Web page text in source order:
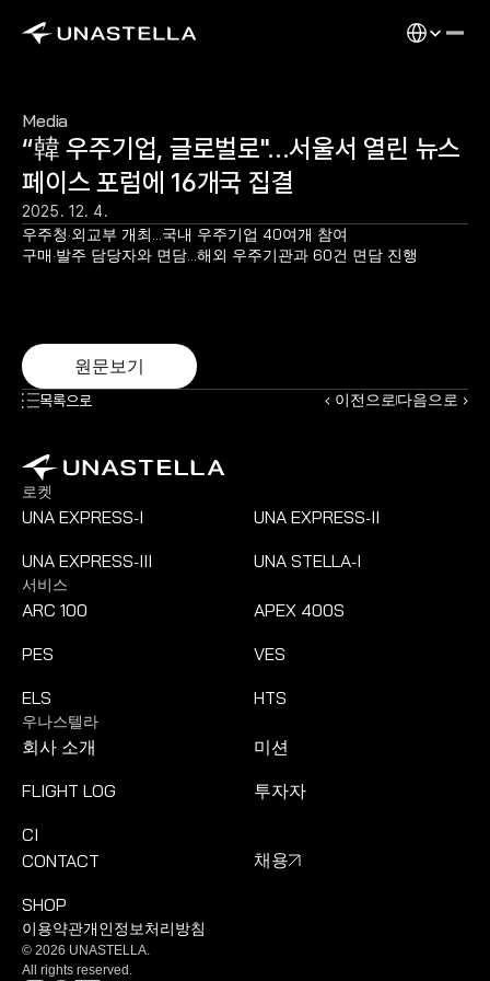
Media
“韓 우주기업, 글로벌로"…서울서 열린 뉴스
페이스 포럼에 16개국 집결
2025. 12. 4.
우주청·외교부 개최…국내 우주기업 40여개 참여
구매·발주 담당자와 면담…해외 우주기관과 60건 면담 진행
원문보기
목록으로 ‹ 이전으로다음으로 ›
로켓
UNA EXPRESS-I UNA EXPRESS-II
UNA EXPRESS-III UNA STELLA-I
서비스
ARC 100
APEX 400S
PES
VES
ELS
HTS
우나스텔라
회사 소개
미션
FLIGHT LOG
투자자
CI
CONTACT
채용
SHOP
이용약관개인정보처리방침
© 2026 UNASTELLA.
All rights reserved.
Select